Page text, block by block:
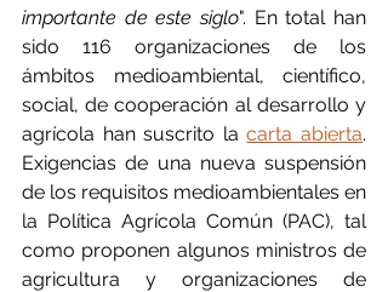
importante de este siglo". En total han
sido 116 organizaciones de los
ámbitos medioambiental, científico,
social, de cooperación al desarrollo y
agrícola han suscrito la carta abierta.
Exigencias de una nueva suspensión
de los requisitos medioambientales en
la Política Agrícola Común (PAC), tal
como proponen algunos ministros de
agricultura y organizaciones de